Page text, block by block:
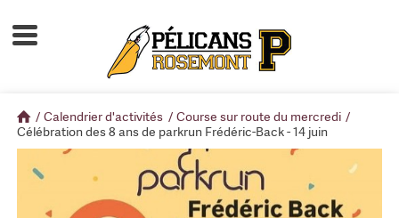
Accueil
Calendrier d'activités
Boutique
Devenir membre
/ Calendrier d'activités / Course sur route du mercredi /
Célébration des 8 ans de parkrun Frédéric-Back - 14 juin